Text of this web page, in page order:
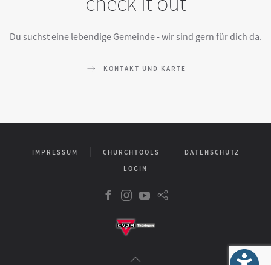
Du suchst eine lebendige Gemeinde - wir sind gern für dich da.
KONTAKT UND KARTE
IMPRESSUM CHURCHTOOLS
DATENSCHUTZ
LOGIN